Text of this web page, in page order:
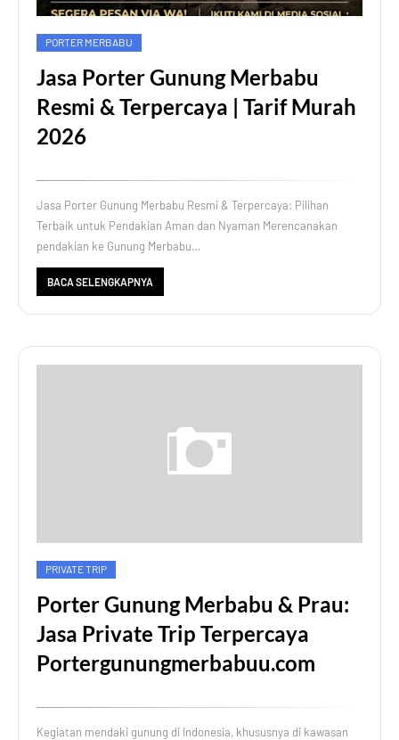
PORTER MERBABU
Jasa Porter Gunung Merbabu
Resmi & Terpercaya | Tarif Murah
2026
Jasa Porter Gunung Merbabu Resmi & Terpercaya: Pilihan
Terbaik untuk Pendakian Aman dan Nyaman Merencanakan
pendakian ke Gunung Merbabu…
BACA SELENGKAPNYA
PRIVATE TRIP
Porter Gunung Merbabu & Prau:
Jasa Private Trip Terpercaya
Portergunungmerbabuu.com
Kegiatan mendaki gunung di Indonesia, khususnya di kawasan